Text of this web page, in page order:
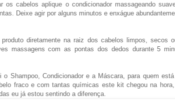
os cabelos aplique o condicionador massageando
Deixe agir por alguns minutos e enxágue
diretamente na raiz dos cabelos limpos, secos
massagens com as pontas dos dedos durante 5
o Shampoo, Condicionador e a Máscara, para quem
fraco e com tantas químicas este kit chegou na
eu já estou sentindo a diferença.